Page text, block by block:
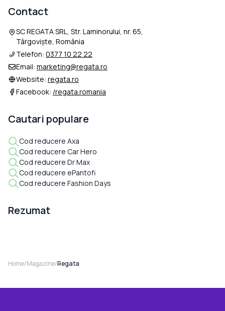
Contact
SC REGATA SRL, Str. Laminorului, nr. 65,
Târgoviște, România
Telefon: 0377 10 22 22
Email: marketing@regata.ro
Website: regata.ro
Facebook: /regata.romania
Cautari populare
Cod reducere Axa
Cod reducere Car Hero
Cod reducere Dr Max
Cod reducere ePantofi
Cod reducere Fashion Days
Rezumat
Home/Magazine/Regata